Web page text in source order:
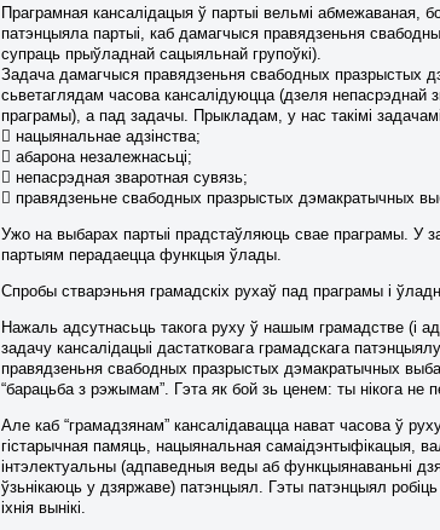
Праграмная кансалідацыя ў партыі вельмі абмежаваная,
патэнцыяла партыі, каб дамагчыся правядзеньня
супраць прыўладнай сацыяльнай групоўкі).
Задача дамагчыся правядзеньня свабодных празрыстых
сьветаглядам часова кансалідуюцца (дзеля непасрэднай
праграмы), а пад задачы. Прыкладам, у нас такімі
 нацыянальнае адзінства;
 абарона незалежнасьці;
 непасрэдная зваротная сувязь;
 правядзеньне свабодных празрыстых дэмакратычных
Ужо на выбарах партыі прадстаўляюць свае праграмы. У
партыям перадаецца функцыя ўлады.
Спробы стварэньня грамадскіх рухаў пад праграмы і
Нажаль адсутнасьць такога руху ў нашым грамадстве (і
задачу кансалідацыі дастатковага грамадскага
правядзеньня свабодных празрыстых дэмакратычных
“барацьба з рэжымам”. Гэта як бой зь ценем: ты нікога не
Але каб “грамадзянам” кансалідавацца нават часова ў
гістарычная памяць, нацыянальная самаідэнтыфікацыя,
інтэлектуальны (адпаведныя веды аб функцыянаваньні
ўзьнікаюць у дзяржаве) патэнцыял. Гэты патэнцыял
іхнія вынікі.